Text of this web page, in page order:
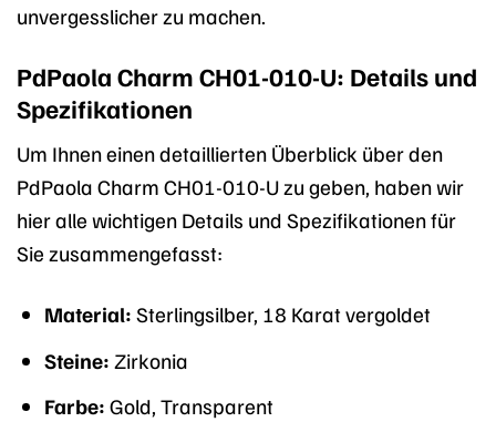
unvergesslicher zu machen.
PdPaola Charm CH01-010-U: Details und
Spezifikationen
Um Ihnen einen detaillierten Überblick über den
PdPaola Charm CH01-010-U zu geben, haben wir
hier alle wichtigen Details und Spezifikationen für
Sie zusammengefasst:
Material: Sterlingsilber, 18 Karat vergoldet
Steine: Zirkonia
Farbe: Gold, Transparent